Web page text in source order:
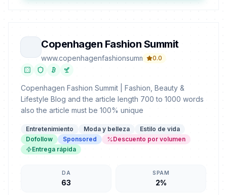
Copenhagen Fashion Summit
www.copenhagenfashionsummit.com
0.0
Copenhagen Fashion Summit | Fashion, Beauty &
Lifestyle Blog and the article length 700 to 1000 words
also the article must be 100% unique
Entretenimiento Moda y belleza
Estilo de vida
Dofollow
Sponsored
Descuento por volumen
Entrega rápida
DA
63
SPAM
2%